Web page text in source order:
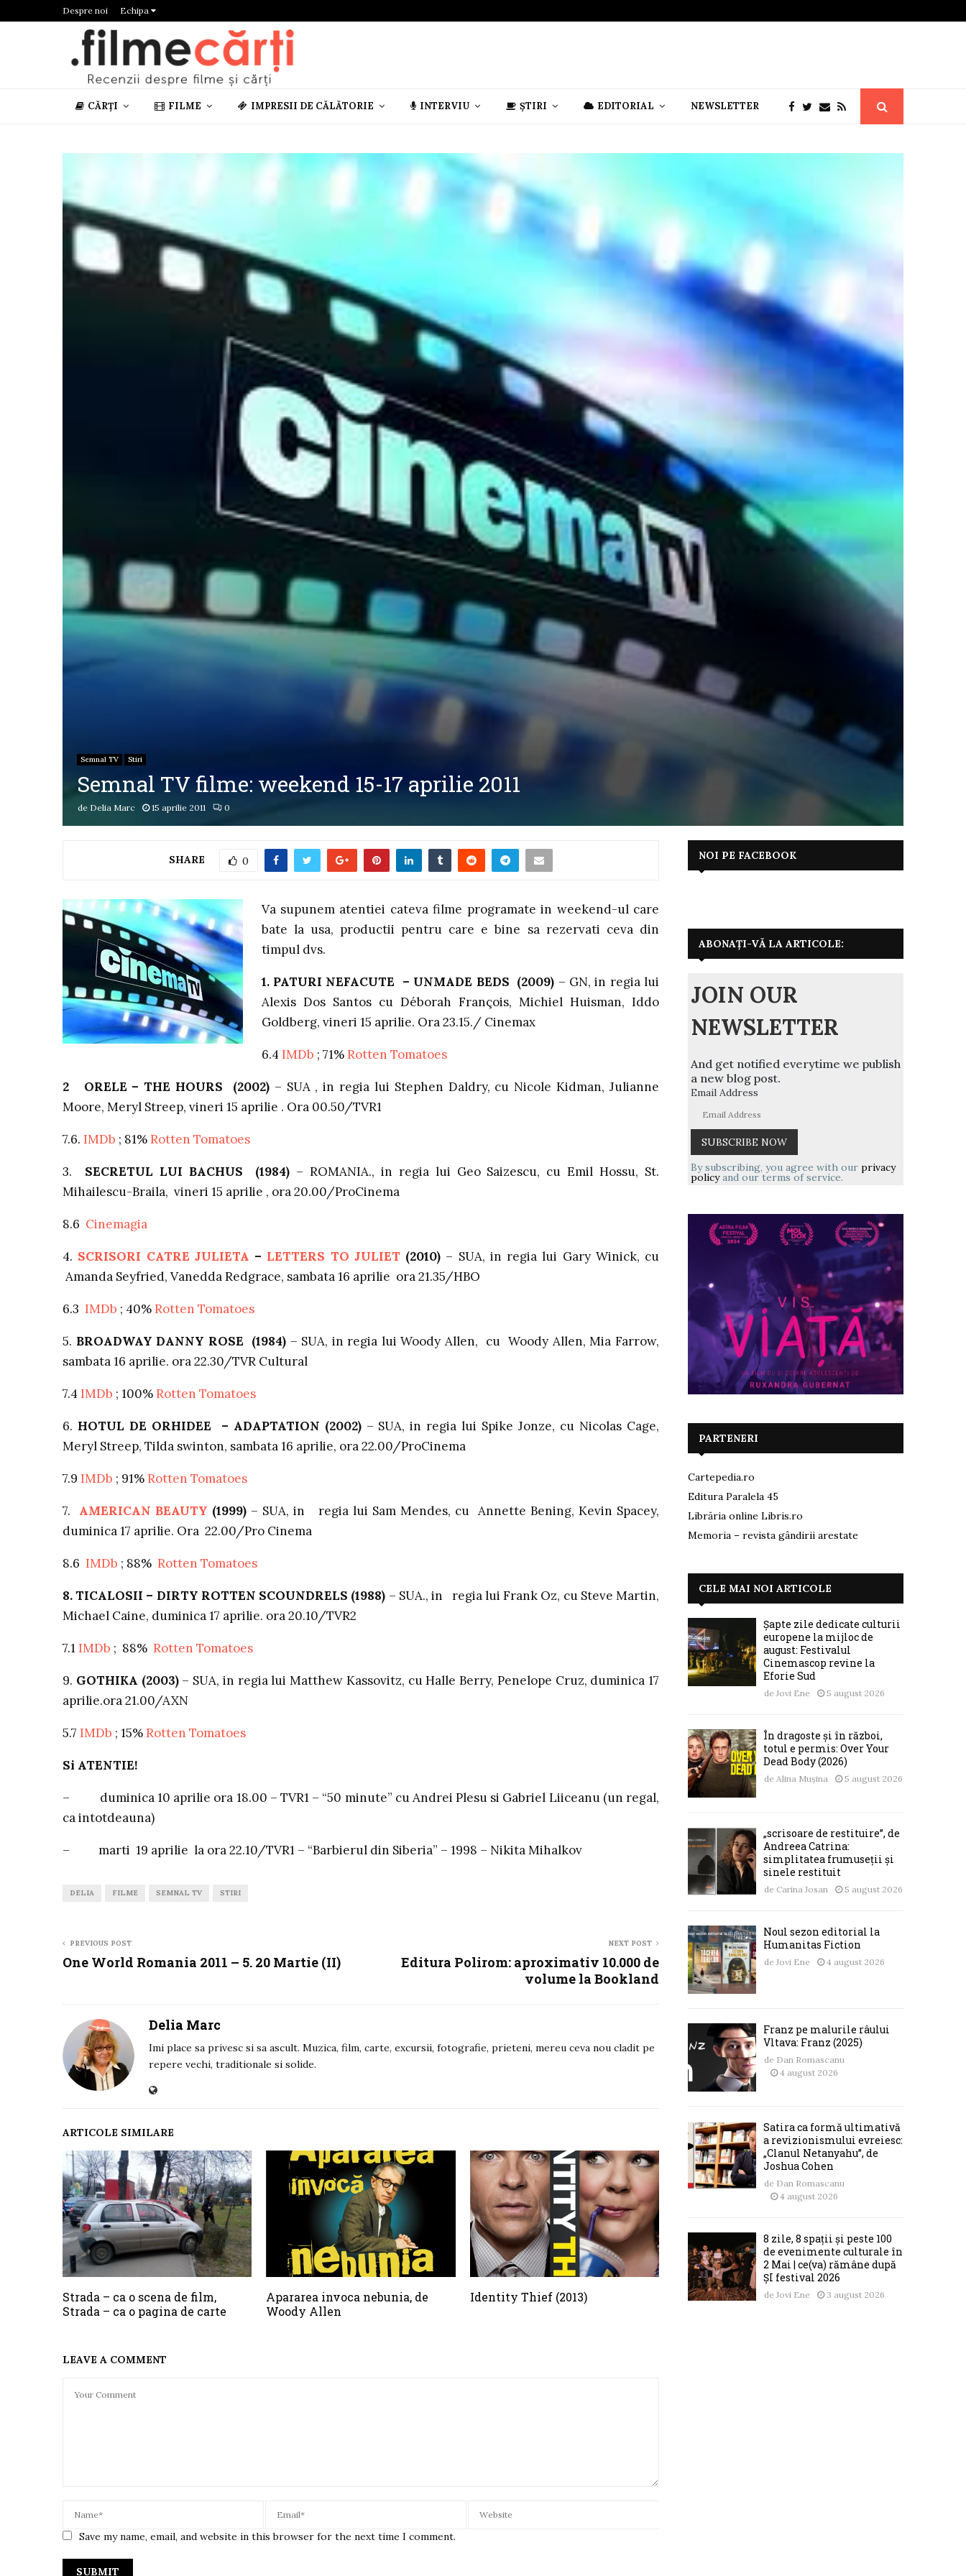
Despre noi Echipa
CĂRȚI FILME IMPRESII DE CĂLĂTORIE INTERVIU ȘTIRI EDITORIAL NEWSLETTER
Semnal TV Stiri
Semnal TV filme: weekend 15-17 aprilie 2011
de Delia Marc 15 aprilie 2011 0
SHARE 0
Va supunem atentiei cateva filme programate in weekend-ul care
bate la usa, productii pentru care e bine sa rezervati ceva din
timpul dvs.
1. PATURI NEFACUTE – UNMADE BEDS (2009) – GN, in regia lui
Alexis Dos Santos cu Déborah François, Michiel Huisman, Iddo
Goldberg, vineri 15 aprilie. Ora 23.15./ Cinemax
6.4 IMDb ; 71%Rotten Tomatoes
2 ORELE – THE HOURS (2002)– SUA , in regia lui Stephen Daldry, cu Nicole Kidman, Julianne
Moore, Meryl Streep, vineri 15 aprilie . Ora 00.50/TVR1
7.6. IMDb ; 81%Rotten Tomatoes
3. SECRETUL LUI BACHUS (1984) – ROMANIA., in regia lui Geo Saizescu, cu Emil Hossu, St.
Mihailescu-Braila, vineri 15 aprilie , ora 20.00/ProCinema
8.6 Cinemagia
4. SCRISORI CATRE JULIETA – LETTERS TO JULIET (2010) – SUA, in regia lui Gary Winick, cu
Amanda Seyfried, Vanedda Redgrace, sambata 16 aprilie ora 21.35/HBO
6.3 IMDb ; 40%Rotten Tomatoes
5. BROADWAY DANNY ROSE (1984)– SUA, in regia lui Woody Allen, cu Woody Allen, Mia Farrow,
sambata 16 aprilie. ora 22.30/TVR Cultural
7.4 IMDb ; 100%Rotten Tomatoes
6. HOTUL DE ORHIDEE – ADAPTATION (2002)– SUA, in regia lui Spike Jonze, cu Nicolas Cage,
Meryl Streep, Tilda swinton, sambata 16 aprilie, ora 22.00/ProCinema
7.9 IMDb ; 91%Rotten Tomatoes
7. AMERICAN BEAUTY (1999) – SUA, in regia lui Sam Mendes, cu Annette Bening, Kevin Spacey,
duminica 17 aprilie. Ora 22.00/Pro Cinema
8.6 IMDb ; 88% Rotten Tomatoes
8. TICALOSII – DIRTY ROTTEN SCOUNDRELS (1988) – SUA., in regia lui Frank Oz, cu Steve Martin,
Michael Caine, duminica 17 aprilie. ora 20.10/TVR2
7.1 IMDb ; 88% Rotten Tomatoes
9. GOTHIKA (2003)– SUA, in regia lui Matthew Kassovitz, cu Halle Berry, Penelope Cruz, duminica 17
aprilie.ora 21.00/AXN
5.7 IMDb ; 15%Rotten Tomatoes
Si ATENTIE!
– duminica 10 aprilie ora 18.00 – TVR1 – “50 minute” cu Andrei Plesu si Gabriel Liiceanu (un regal,
ca intotdeauna)
– marti 19 aprilie la ora 22.10/TVR1 – “Barbierul din Siberia” – 1998 – Nikita Mihalkov
DELIA FILME SEMNAL TV STIRI
PREVIOUS POST
One World Romania 2011 – 5. 20 Martie (II)
NEXT POST
Editura Polirom: aproximativ 10.000 de
volume la Bookland
Delia Marc
Imi place sa privesc si sa ascult. Muzica, film, carte, excursii, fotografie, prieteni, mereu ceva nou cladit pe
repere vechi, traditionale si solide.
ARTICOLE SIMILARE
Strada – ca o scena de film,
Strada – ca o pagina de carte
Apararea invoca nebunia, de
Woody Allen
Identity Thief (2013)
LEAVE A COMMENT
Save my name, email, and website in this browser for the next time I comment.
NOI PE FACEBOOK
ABONAȚI-VĂ LA ARTICOLE:
JOIN OUR
NEWSLETTER
And get notified everytime we publish
a new blog post.
Email Address
By subscribing, you agree with our privacy
policyand our terms of service.
PARTENERI
Cartepedia.ro
Editura Paralela 45
Librăria online Libris.ro
Memoria – revista gândirii arestate
CELE MAI NOI ARTICOLE
Șapte zile dedicate culturii
europene la mijloc de
august: Festivalul
Cinemascop revine la
Eforie Sud
de Jovi Ene 5 august 2026
În dragoste și în război,
totul e permis: Over Your
Dead Body (2026)
de Alina Mușina 5 august 2026
„scrisoare de restituire”, de
Andreea Catrina:
simplitatea frumuseții și
sinele restituit
de Carina Josan 5 august 2026
Noul sezon editorial la
Humanitas Fiction
de Jovi Ene 4 august 2026
Franz pe malurile râului
Vltava: Franz (2025)
de Dan Romascanu
4 august 2026
Satira ca formă ultimativă
a revizionismului evreiesc:
„Clanul Netanyahu”, de
Joshua Cohen
de Dan Romascanu
4 august 2026
8 zile, 8 spații și peste 100
de evenimente culturale în
2 Mai | ce(va) rămâne după
ȘI festival 2026
de Jovi Ene 3 august 2026